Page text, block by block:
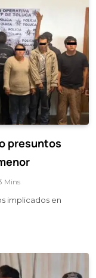
presuntos
Mins
implicados en